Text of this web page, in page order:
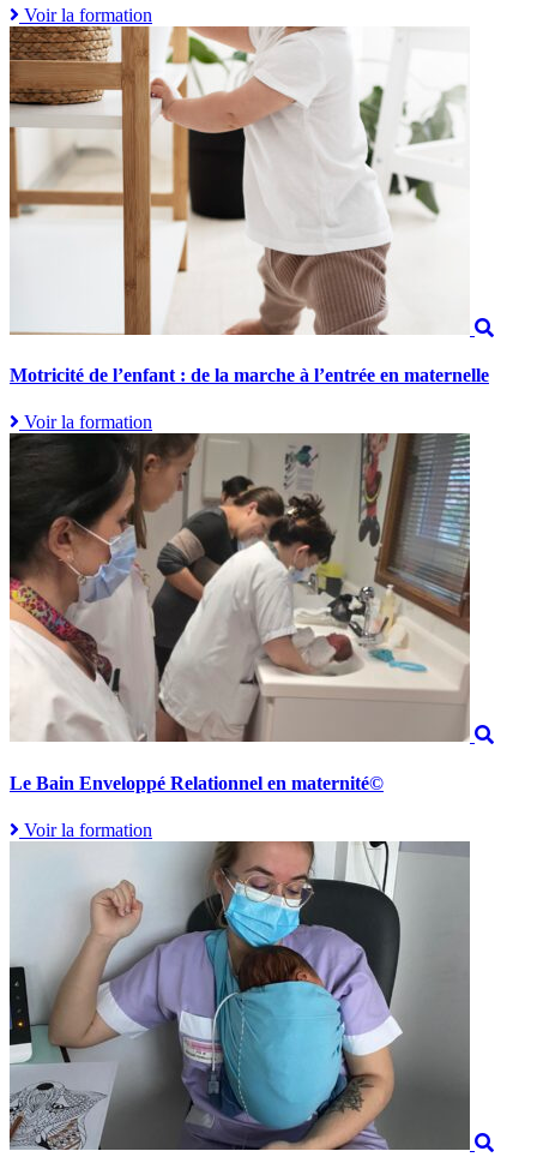
Voir la formation
Motricité de l’enfant : de la marche à l’entrée en maternelle
Voir la formation
Le Bain Enveloppé Relationnel en maternité©
Voir la formation